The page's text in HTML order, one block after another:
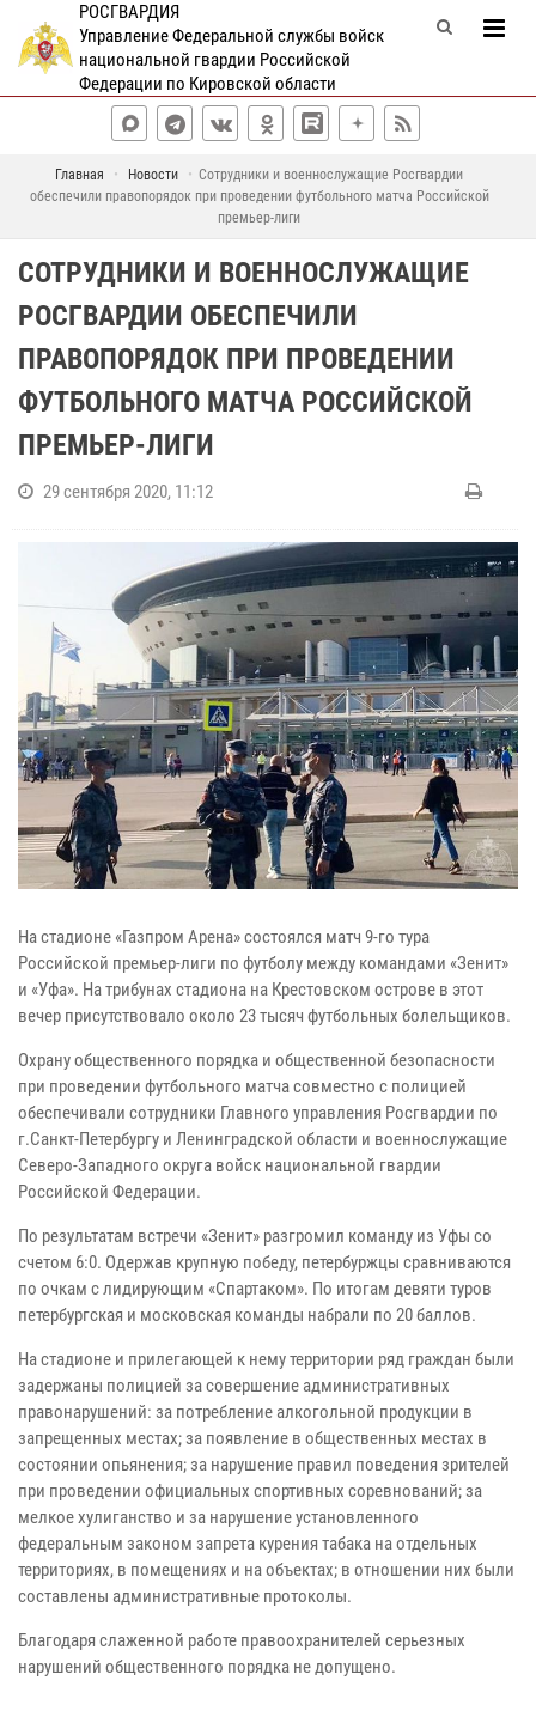
РОСГВАРДИЯ
Управление Федеральной службы войск
национальной гвардии Российской
Федерации по Кировской области
Главная Новости
Сотрудники и военнослужащие Росгвардии
обеспечили правопорядок при проведении футбольного матча Российской
премьер-лиги
СОТРУДНИКИ И ВОЕННОСЛУЖАЩИЕ
РОСГВАРДИИ ОБЕСПЕЧИЛИ
ПРАВОПОРЯДОК ПРИ ПРОВЕДЕНИИ
ФУТБОЛЬНОГО МАТЧА РОССИЙСКОЙ
ПРЕМЬЕР-ЛИГИ
29 сентября 2020, 11:12
На стадионе «Газпром Арена» состоялся матч 9-го тура
Российской премьер-лиги по футболу между командами «Зенит»
и «Уфа». На трибунах стадиона на Крестовском острове в этот
вечер присутствовало около 23 тысяч футбольных болельщиков.
Охрану общественного порядка и общественной безопасности
при проведении футбольного матча совместно с полицией
обеспечивали сотрудники Главного управления Росгвардии по
г.Санкт-Петербургу и Ленинградской области и военнослужащие
Северо-Западного округа войск национальной гвардии
Российской Федерации.
По результатам встречи «Зенит» разгромил команду из Уфы со
счетом 6:0. Одержав крупную победу, петербуржцы сравниваются
по очкам с лидирующим «Спартаком». По итогам девяти туров
петербургская и московская команды набрали по 20 баллов.
На стадионе и прилегающей к нему территории ряд граждан были
задержаны полицией за совершение административных
правонарушений: за потребление алкогольной продукции в
запрещенных местах; за появление в общественных местах в
состоянии опьянения; за нарушение правил поведения зрителей
при проведении официальных спортивных соревнований; за
мелкое хулиганство и за нарушение установленного
федеральным законом запрета курения табака на отдельных
территориях, в помещениях и на объектах; в отношении них были
составлены административные протоколы.
Благодаря слаженной работе правоохранителей серьезных
нарушений общественного порядка не допущено.